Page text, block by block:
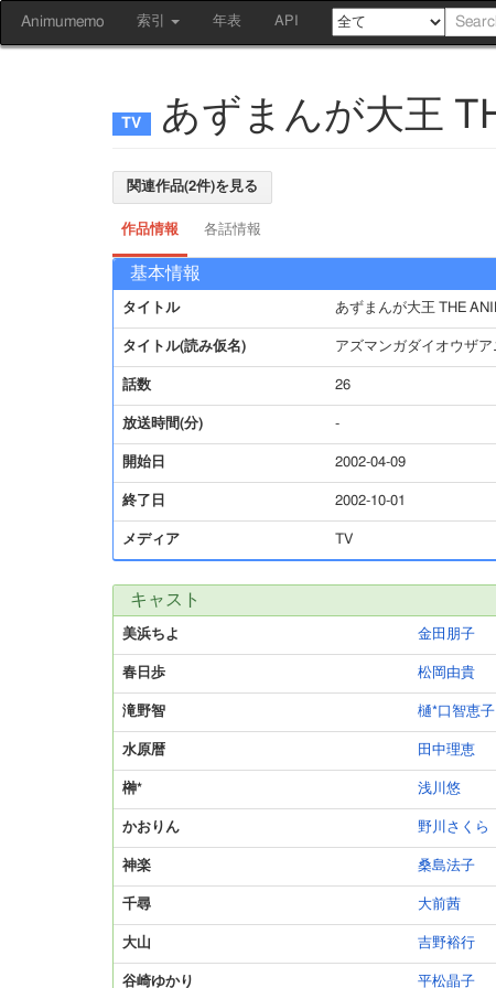
Animumemo 索引 年表 API
あずまんが大王
関連作品(2件)を見る
作品情報 各話情報
基本情報
タイトル あずまんが大王 THE
タイトル(読み仮名) アズマンガダイオウザ
話数 26
放送時間(分) -
開始日 2002-04-09
終了日 2002-10-01
メディア TV
キャスト
美浜ちよ 金田朋子
春日歩 松岡由貴
滝野智 樋*口智恵子
水原暦 田中理恵
榊* 浅川悠
かおりん 野川さくら
神楽 桑島法子
千尋 大前茜
大山 吉野裕行
谷崎ゆかり 平松晶子